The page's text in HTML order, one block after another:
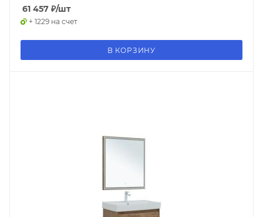
61 457 ₽/шт
+ 1229 на счет
В КОРЗИНУ